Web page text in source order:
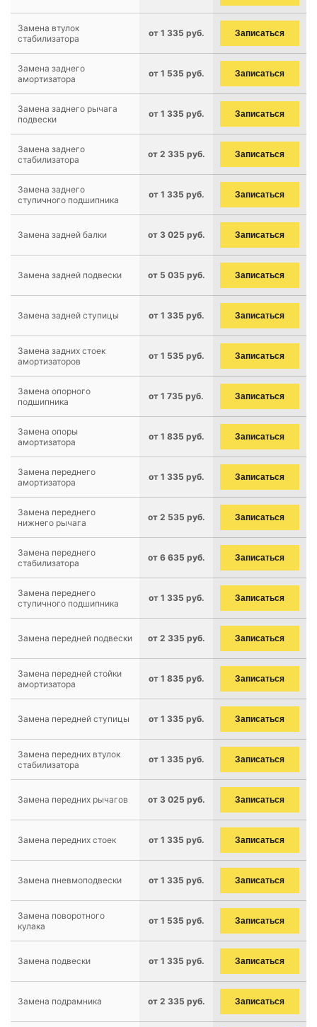
Замена втулок
стабилизатора
от 1 335 руб. Записаться
Замена заднего
амортизатора
от 1 535 руб. Записаться
Замена заднего рычага
подвески
от 1 335 руб. Записаться
Замена заднего
стабилизатора
от 2 335 руб. Записаться
Замена заднего
ступичного подшипника
от 1 335 руб. Записаться
Замена задней балки от 3 025 руб. Записаться
Замена задней подвески от 5 035 руб. Записаться
Замена задней ступицы от 1 335 руб. Записаться
Замена задних стоек
амортизаторов
от 1 535 руб. Записаться
Замена опорного
подшипника
от 1 735 руб. Записаться
Замена опоры
амортизатора
от 1 835 руб. Записаться
Замена переднего
амортизатора
от 1 335 руб. Записаться
Замена переднего
нижнего рычага
от 2 535 руб. Записаться
Замена переднего
стабилизатора
от 6 635 руб. Записаться
Замена переднего
ступичного подшипника
от 1 335 руб. Записаться
Замена передней подвески от 2 335 руб. Записаться
Замена передней стойки
амортизатора
от 1 835 руб. Записаться
Замена передней ступицы от 1 335 руб. Записаться
Замена передних втулок
стабилизатора
от 1 335 руб. Записаться
Замена передних рычагов от 3 025 руб. Записаться
Замена передних стоек от 1 335 руб. Записаться
Замена пневмоподвески от 1 335 руб. Записаться
Замена поворотного
кулака
от 1 535 руб. Записаться
Замена подвески от 1 335 руб. Записаться
Замена подрамника от 2 335 руб. Записаться